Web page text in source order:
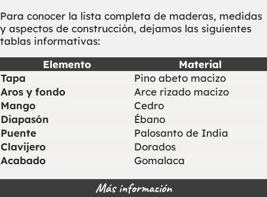
Para conocer la lista completa de maderas, medidas
y aspectos de construcción, dejamos las siguientes
tablas informativas:
Elemento
Material
Tapa
Pino abeto macizo
Aros y fondo
Arce rizado macizo
Mango
Cedro
Diapasón
Ébano
Puente
Palosanto de India
Clavijero
Dorados
Acabado
Gomalaca
Más información